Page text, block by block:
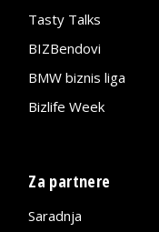
Tasty Talks
BIZBendovi
BMW biznis liga
Bizlife Week
Za partnere
Saradnja